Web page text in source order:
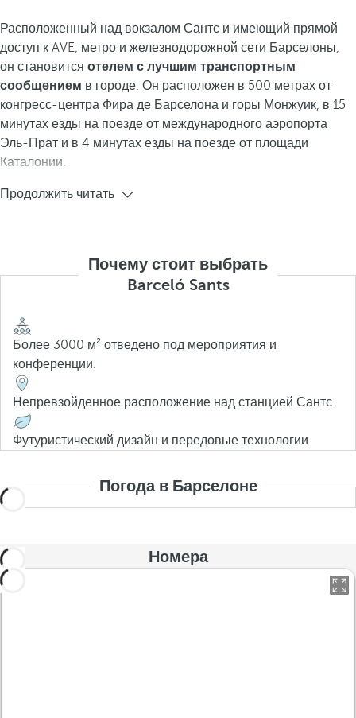
Расположенный над вокзалом Сантс и имеющий прямой
доступ к AVE, метро и железнодорожной сети Барселоны,
он становится отелем с лучшим транспортным
сообщением в городе. Он расположен в 500 метрах от
конгресс-центра Фира де Барселона и горы Монжуик, в 15
минутах езды на поезде от международного аэропорта
Эль-Прат и в 4 минутах езды на поезде от площади
Каталонии.
Продолжить читать
Почему стоит выбрать
Barceló Sants
Более 3000 м² отведено под мероприятия и
конференции.
Непревзойденное расположение над станцией Сантс.
Футуристический дизайн и передовые технологии
Погода в Барселоне
Номера